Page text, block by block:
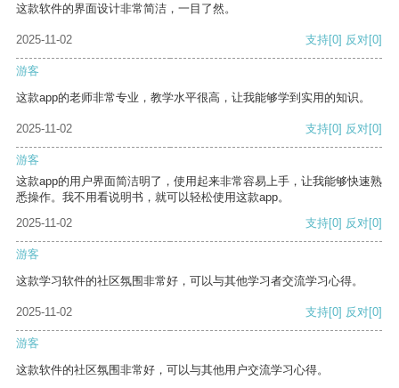
这款软件的界面设计非常简洁，一目了然。
2025-11-02 支持[0] 反对[0]
游客
这款app的老师非常专业，教学水平很高，让我能够学到实用的知识。
2025-11-02 支持[0] 反对[0]
游客
这款app的用户界面简洁明了，使用起来非常容易上手，让我能够快速熟
悉操作。我不用看说明书，就可以轻松使用这款app。
2025-11-02
支持[0] 反对[0]
游客
这款学习软件的社区氛围非常好，可以与其他学习者交流学习心得。
2025-11-02 支持[0] 反对[0]
游客
这款软件的社区氛围非常好，可以与其他用户交流学习心得。